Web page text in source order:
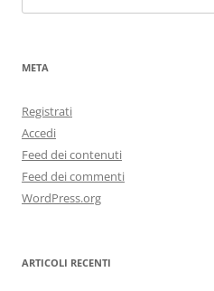
per:
META
Registrati
Accedi
Feed dei contenuti
Feed dei commenti
WordPress.org
ARTICOLI RECENTI